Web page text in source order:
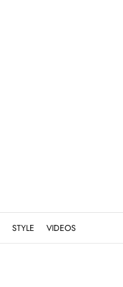
STYLE VIDEOS